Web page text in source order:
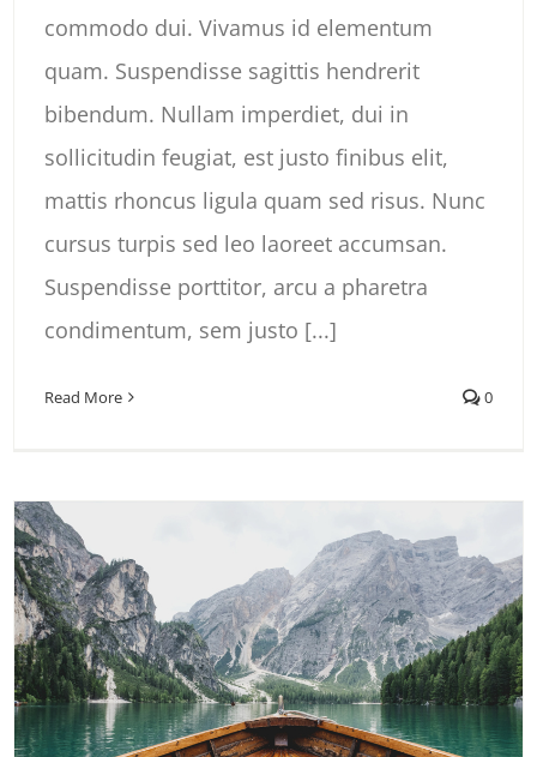
commodo dui. Vivamus id elementum
quam. Suspendisse sagittis hendrerit
bibendum. Nullam imperdiet, dui in
sollicitudin feugiat, est justo finibus elit,
mattis rhoncus ligula quam sed risus. Nunc
cursus turpis sed leo laoreet accumsan.
Suspendisse porttitor, arcu a pharetra
condimentum, sem justo [...]
Read More 0